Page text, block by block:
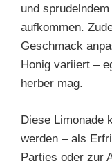
und
aufkommen.
Geschmack
Honig variiert –
herber mag.
Diese Limonade
werden – als
Parties oder zur